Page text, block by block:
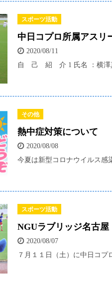
スポーツ活動
中日コプロ所属アスリ
2020/08/11
自 己 紹 介 1 氏名 ：横澤
その他
熱中症対策について
2020/08/08
今夏は新型コロナウイルス感
スポーツ活動
NGUラブリッジ名古
2020/08/07
７月１１日（土）に中日コ